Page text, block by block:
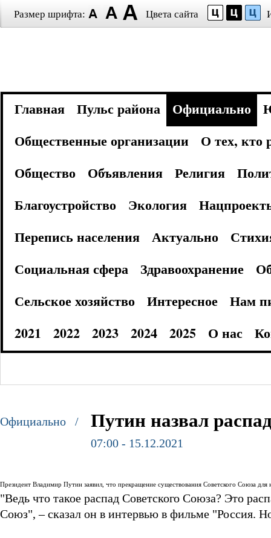
Размер шрифта: Цвета сайта
Главная Пульс района Официально
Общественные организации
О тех, кто
Общество
Объявления Религия
Благоустройство
Экология
Перепись населения
Актуально
Социальная сфера
Здравоохранение
Сельское хозяйство
Интересное
Нам
2021
2022 2023 2024 2025 О нас
Официально / Путин назвал
07:00 - 15.12.2021
Президент Владимир Путин заявил, что прекращение существования Советского Союза для
"Ведь что такое распад Советского Союза? Это
Союз", – сказал он в интервью в фильме "Россия.